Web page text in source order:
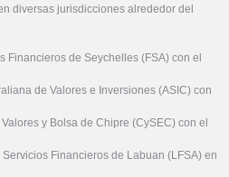
diversas jurisdicciones alrededor del
Financieros de Seychelles (FSA) con el
de Valores e Inversiones (ASIC) con
y Bolsa de Chipre (CySEC) con el
Financieros de Labuan (LFSA) en